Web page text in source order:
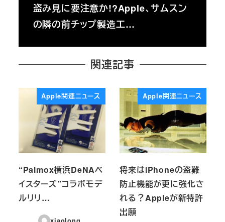
盗み見に要注意か!?Apple、サムスン
の隣の前チップ製造工…
関連記事
Apple関連ニュース
“Palmox横浜DeNAベ
イスターズ”コラボモデ
ルリリ…
Apple関連ニュース
将来はiPhoneの盗難
防止機能が更に強化さ
れる？Appleが新特許
出願